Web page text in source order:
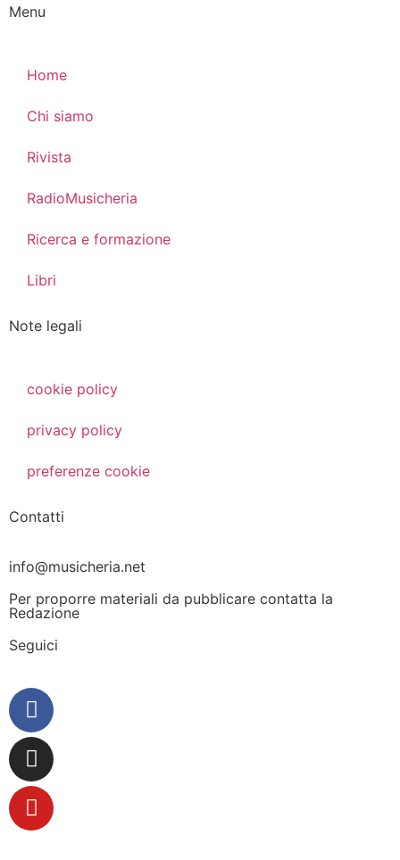
Menu
Home
Chi siamo
Rivista
RadioMusicheria
Ricerca e formazione
Libri
Note legali
cookie policy
privacy policy
preferenze cookie
Contatti
info@musicheria.net
Per proporre materiali da pubblicare contatta la
Redazione
Seguici